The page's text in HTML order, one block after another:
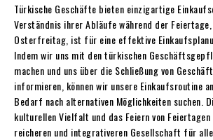
Türkische Geschäfte bieten einzigartige
Verständnis ihrer Abläufe während der
Osterfreitag, ist für eine effektive
Indem wir uns mit den türkischen
machen und uns über die Schließung von
informieren, können wir unsere Einkaufsroutine
Bedarf nach alternativen Möglichkeiten suchen.
kulturellen Vielfalt und das Feiern von
reicheren und integrativeren Gesellschaft für